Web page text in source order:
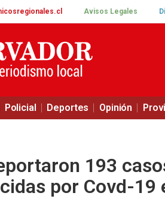
Avisos Legales
Policial Deportes Opinión
193
por Covd-19